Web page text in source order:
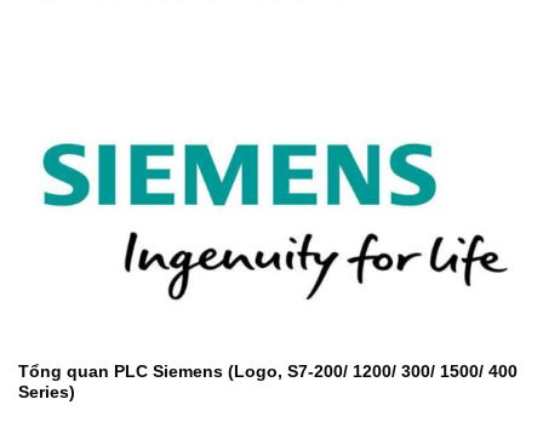
Tổng quan PLC Siemens (Logo, S7-200/ 1200/ 300/ 1500/ 400
Series)